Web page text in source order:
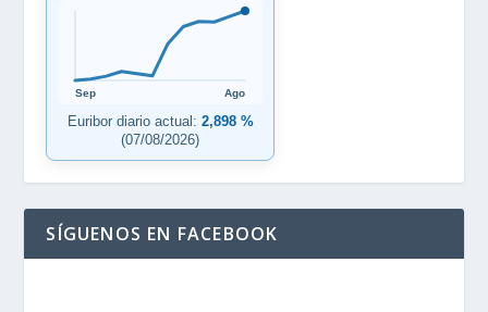
Sep Ago
Euribor diario actual: 2,898 %
(07/08/2026)
SÍGUENOS EN FACEBOOK